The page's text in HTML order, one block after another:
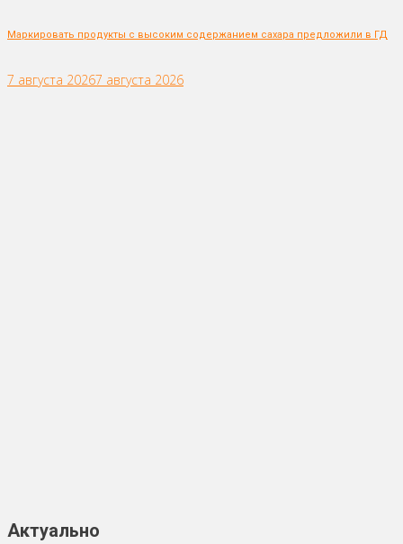
Маркировать продукты с высоким содержанием сахара предложили в ГД
7 августа 20267 августа 2026
Актуально